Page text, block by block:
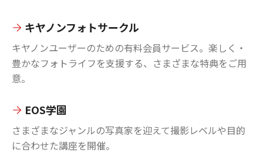
キヤノンフォトサークル
キヤノンユーザーのための有料会員サービス。楽しく・
豊かなフォトライフを支援する、さまざまな特典をご用
意。
EOS学園
さまざまなジャンルの写真家を迎えて撮影レベルや目的
に合わせた講座を開催。